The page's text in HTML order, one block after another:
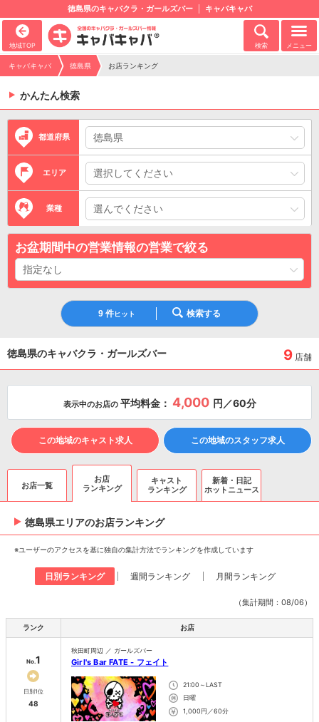
徳島県のキャバクラ・ガールズバー キャバキャバ
地域TOP 検索 メニュー
キャバキャバ 徳島県 お店ランキング
かんたん検索
都道府県
エリア
業種
お盆期間中の営業情報の営業で絞る
9 件ヒット 検索する
徳島県のキャバクラ・ガールズバー 9 店舗
表示中のお店の 平均料金： 4,000 円／60分
この地域のキャスト求人 この地域のスタッフ求人
お店一覧
お店
ランキング
キャスト
ランキング
新着・日記
ホットニュース
徳島県エリアのお店ランキング
※ユーザーのアクセスを基に独自の集計方法でランキングを作成しています
日別ランキング 週間ランキング 月間ランキング
（集計期間：08/06）
ランク お店
No.1
日別1位
48
秋田町周辺 ／ ガールズバー
Girl's Bar FATE - フェイト
21:00～LAST
日曜
1,000円／60分